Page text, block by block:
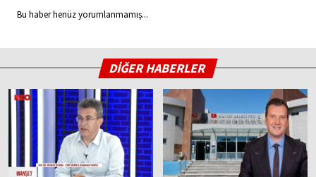
Bu haber henüz yorumlanmamış...
DİĞER HABERLER